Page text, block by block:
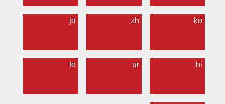
ko
zh
ja
hi
ur
te